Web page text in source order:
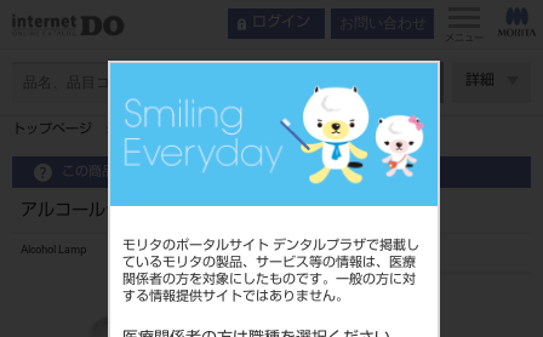
モリタのポータルサイト デンタルプラザで掲載し
ているモリタの製品、サービス等の情報は、医療
関係者の方を対象にしたものです。一般の方に対
する情報提供サイトではありません。
ログイン お問い合わせ
メニュー
詳細
トップページ アルコールランプ S（芯付き）
この商品に関するお問い合わせ
アルコールランプ S（芯付き）
Alcohol Lamp
品目コード